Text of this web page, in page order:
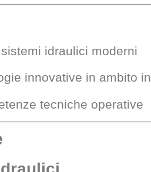
idraulici moderni
innovative in ambito
tecniche operative